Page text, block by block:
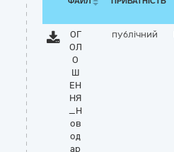
ОГ
ОЛ
О
Ш
ЕН
НЯ
_Н
ов
од
ар
публічний